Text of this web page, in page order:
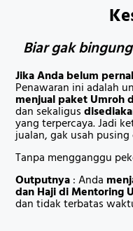
Biar gak
Jika Anda belum
Penawaran ini adalah
menjual paket Umroh
dan sekaligus
yang terpercaya. Jadi
jualan, gak usah
Tanpa mengganggu
Outputnya: Anda
dan Haji di Mentoring
dan tidak terbatas